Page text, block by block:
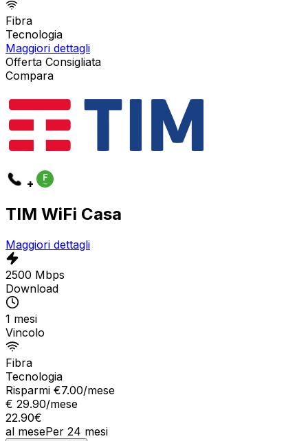
Fibra
Tecnologia
Maggiori dettagli
Offerta Consigliata
Compara
+
TIM WiFi Casa
Maggiori dettagli
2500 Mbps
Download
1 mesi
Vincolo
Fibra
Tecnologia
Risparmi €7.00/mese
€ 29.90/mese
22.90€
al mesePer 24 mesi